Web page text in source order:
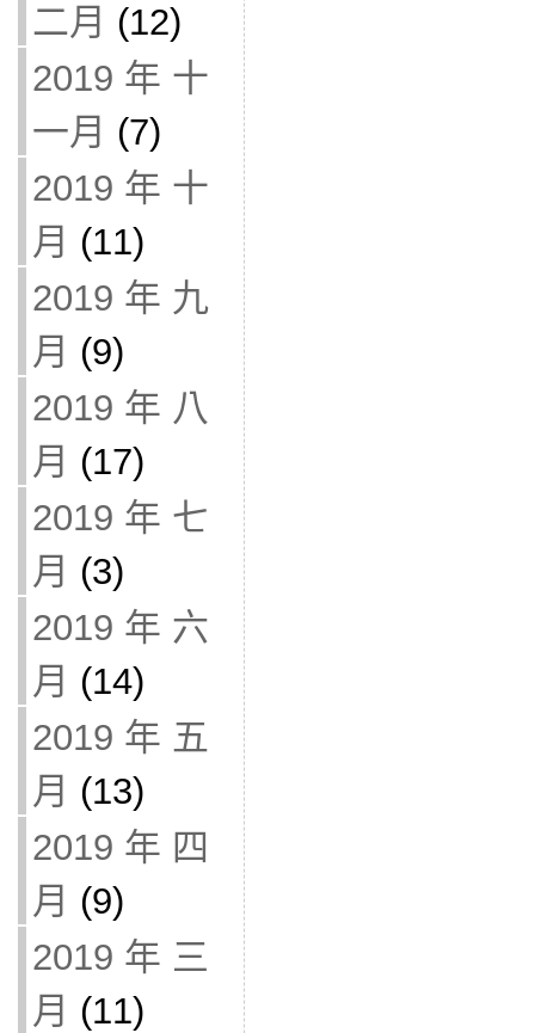
二月 (12)
2019 年 十
一月 (7)
2019 年 十
月 (11)
2019 年 九
月 (9)
2019 年 八
月 (17)
2019 年 七
月 (3)
2019 年 六
月 (14)
2019 年 五
月 (13)
2019 年 四
月 (9)
2019 年 三
月 (11)